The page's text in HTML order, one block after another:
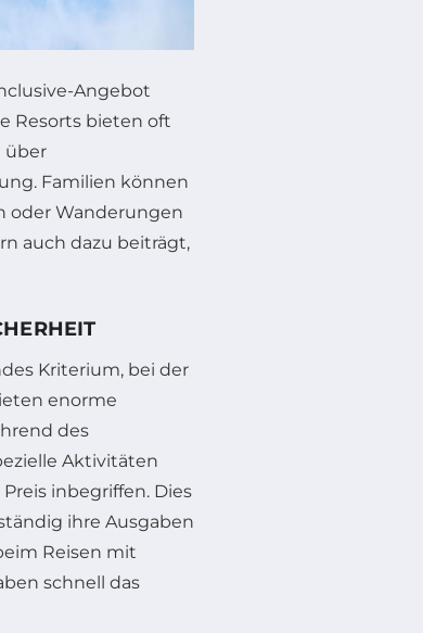
Angebot
Resorts bieten oft
über
Familien können
oder Wanderungen
auch dazu beiträgt,
Kriterium, bei der
enorme
des
Aktivitäten
inbegriffen. Dies
ihre Ausgaben
Reisen mit
schnell das